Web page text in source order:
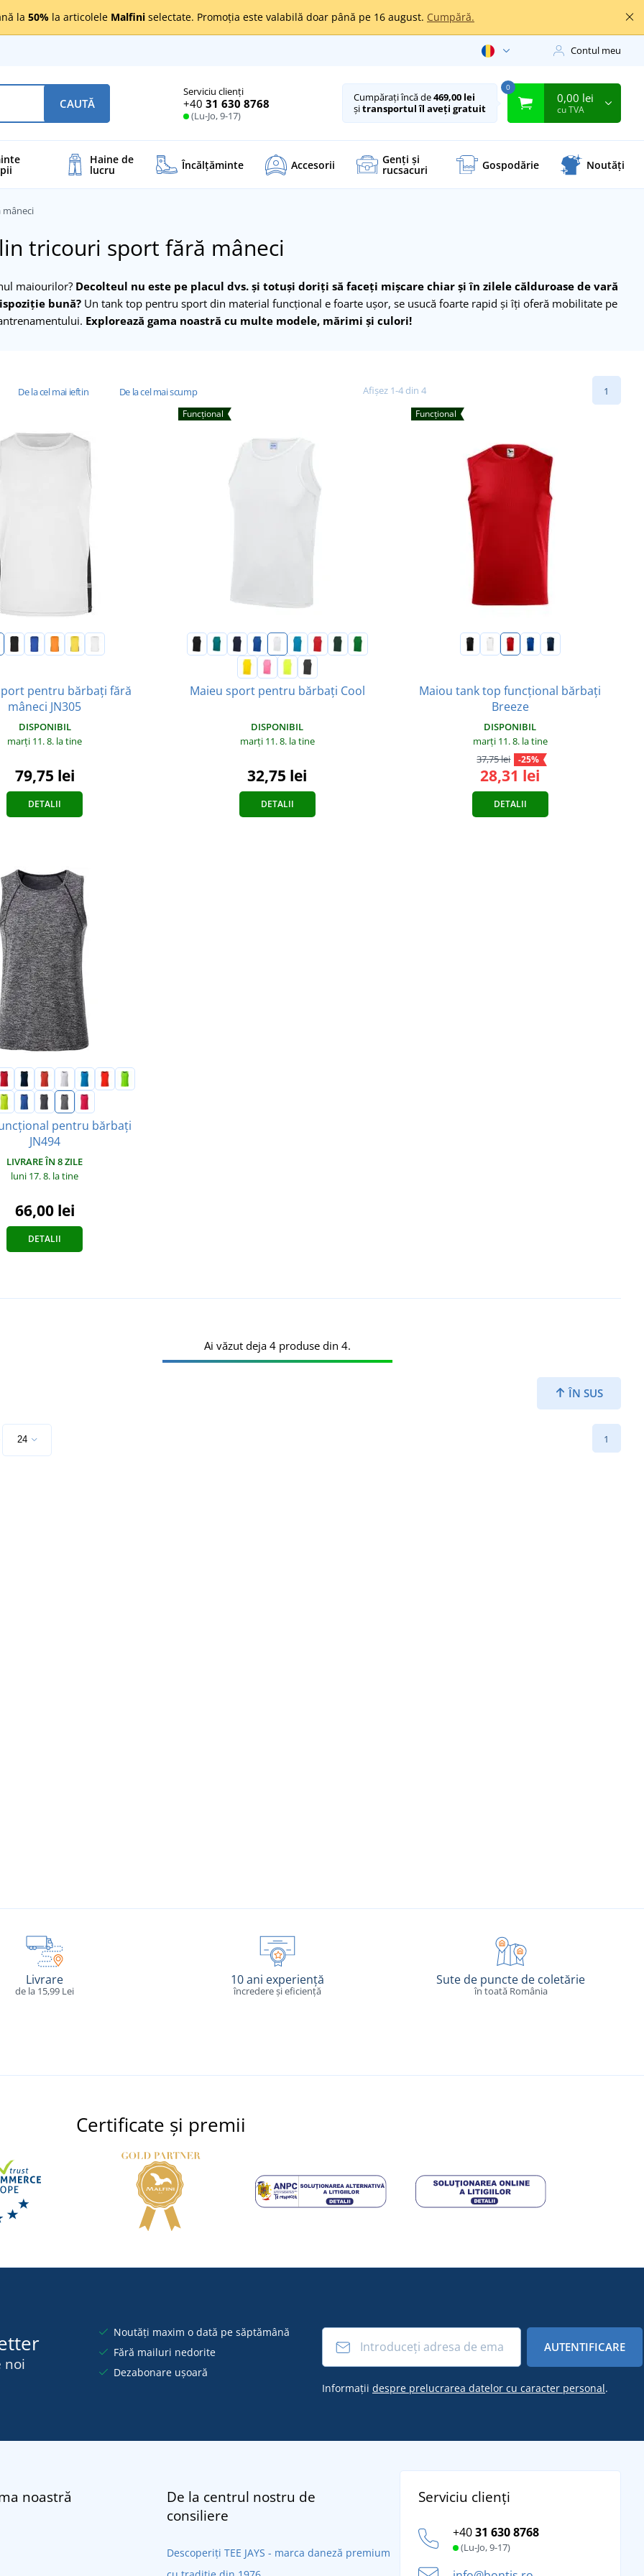
la 50% la articolele Malfini selectate. Promoția este valabilă doar până pe 16 august. Cumpără.
Contul meu
Serviciu clienți
+40 31 630 8768
(Lu-Jo, 9-17)
CAUTĂ Cumpărați încă de469,00 lei
șitransportul îl aveți gratuit
0
0,00 lei
cu TVA
Haine de
lucru Încălţăminte Accesorii Genți și
rucsacuri Gospodărie Noutăți
mâneci
tricouri sport fără mâneci
maiourilor? Decolteul nu este pe placul dvs. şi totuşi doriţi să faceţi mişcare chiar şi în zilele călduroase de vară
bună? Un tank top pentru sport din material funcţional e foarte uşor, se usucă foarte rapid și îți oferă mobilitate pe
Explorează gama noastră cu multe modele, mărimi și culori!
De la cel mai ieftin De la cel mai scump Afișez 1-4 din 4 1
pentru bărbați fără
mâneci JN305
DISPONIBIL
marți 11. 8. la tine
79,75 lei
DETALII
Funcțional
Maieu sport pentru bărbați Cool
DISPONIBIL
marți 11. 8. la tine
32,75 lei
DETALII
Funcțional
Maiou tank top funcțional bărbați
Breeze
DISPONIBIL
marți 11. 8. la tine
37,75 lei
-25%
28,31 lei
DETALII
pentru bărbați
JN494
LIVRARE ÎN 8 ZILE
luni 17. 8. la tine
66,00 lei
DETALII
ÎN SUS
Ai văzut deja 4 produse din 4.
1
Livrare
de la 15,99 Lei
10 ani experiență
încredere și eficiență
Sute de puncte de coletărie
în toată România
Certificate și premii
noi
Noutăți maxim o dată pe săptămână
Fără mailuri nedorite
Dezabonare ușoară
AUTENTIFICARE
Informații despre prelucrarea datelor cu caracter personal.
noastră
De la centrul nostru de
consiliere
Descoperiți TEE JAYS - marca daneză premium
Serviciu clienți
+4031 630 8768
(Lu-Jo, 9-17)